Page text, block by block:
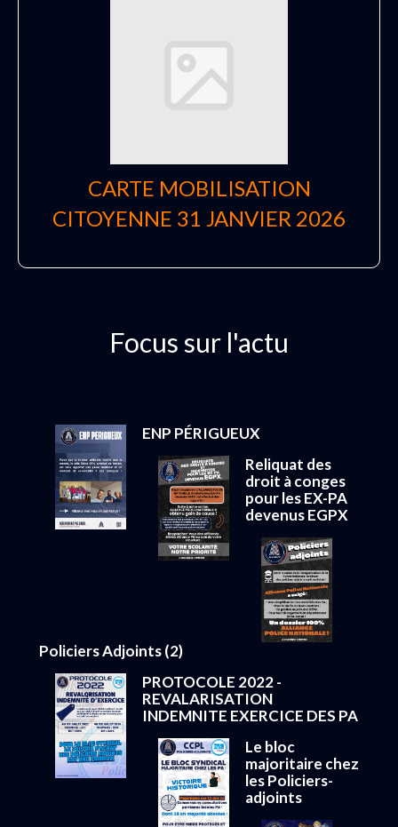
CARTE MOBILISATION
CITOYENNE 31 JANVIER 2026
Focus sur l'actu
ENP PÉRIGUEUX
Reliquat des
droit à conges
pour les EX-PA
devenus EGPX
Policiers Adjoints (2)
PROTOCOLE 2022 -
REVALARISATION
INDEMNITE EXERCICE DES PA
Le bloc
majoritaire chez
les Policiers-
adjoints